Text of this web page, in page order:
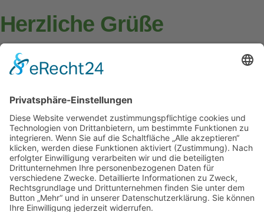
Herzliche Grüße
Dana Hüttner
Leiterin Hort „Auf der
Höhe“ Neusornzig